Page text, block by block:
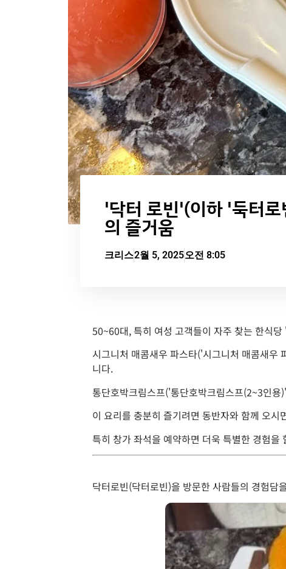
'닥터 로빈'(이하 '둑터
의 즐거움
크리스2월 5, 2025오전 8:05
50~60대, 특히 여성 고객들이 자주 찾는 한식
시그니처 매콤새우 파스타('시그니처 매콤새우
니다.
통단호박크림스프('통단호박크림스프(2~3인
이 요리를 충분히 즐기려면 동반자와 함께 오
특히 창가 좌석을 예약하면 더욱 특별한 경험을
닥터로빈(닥터로빈)을 방문한 사람들의 경험담